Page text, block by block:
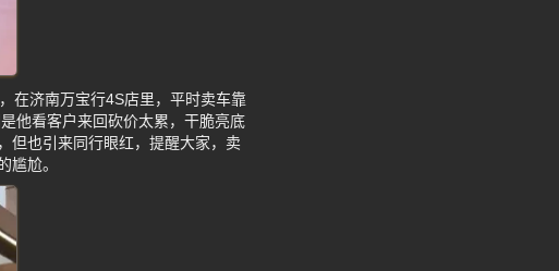
在济南万宝行4S店里，平时卖车靠
他看客户来回砍价太累，干脆亮底
但也引来同行眼红，提醒大家，卖
尴尬。